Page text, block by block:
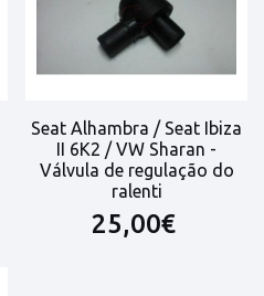
Seat Alhambra / Seat Ibiza
II 6K2 / VW Sharan -
Válvula de regulação do
ralenti
25,00€